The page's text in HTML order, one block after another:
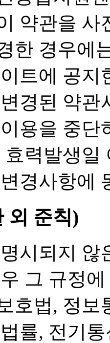
약관을 사
한 경우에
트에 공지
경된 약관
용을 중
효력발생일
경사항에
외 준칙)
시되지 않
그 규정
호법, 정보
률, 전기